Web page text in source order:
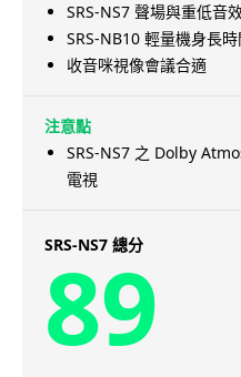
SRS-NS7 聲場與重低音
SRS-NB10 輕量機身長
收音咪視像會議合適
注意點
SRS-NS7 之 Dolby
電視
SRS-NS7 總分
89